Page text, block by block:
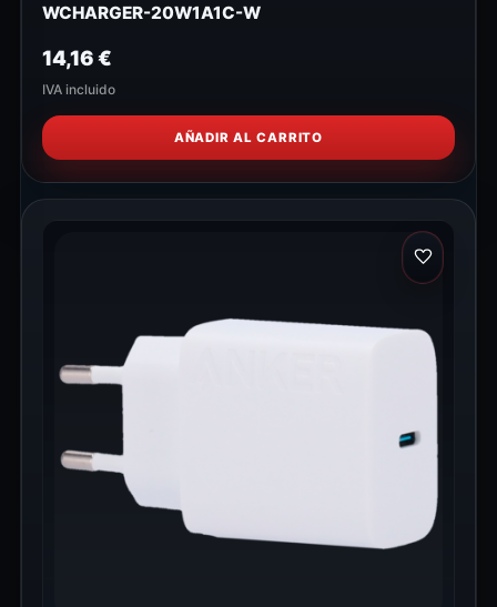
WCHARGER-20W1A1C-W
14,16€
IVA incluido
AÑADIR AL CARRITO